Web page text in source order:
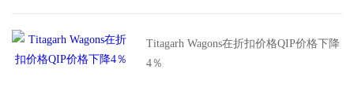
Titagarh Wagons在折扣价格QIP价格下降
4％